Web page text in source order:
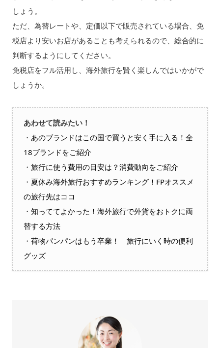
しょう。
ただ、為替レートや、定価以下で販売されている場合、免
税店より安いお店があることも考えられるので、総合的に
判断するようにしてください。
免税店をフル活用し、海外旅行を賢く楽しんではいかがで
しょうか。
あわせて読みたい！
・ あのブランドはこの国で買うと安く手に入る！全
18ブランドをご紹介
・旅行に使う費用の目安は？消費動向をご紹介
・ 夏休み海外旅行おすすめランキング！FPオススメ
の旅行先はココ
・知っててよかった！海外旅行で外貨をおトクに両
替する方法
・荷物パンパンはもう卒業！ 旅行にいく時の便利
グッズ